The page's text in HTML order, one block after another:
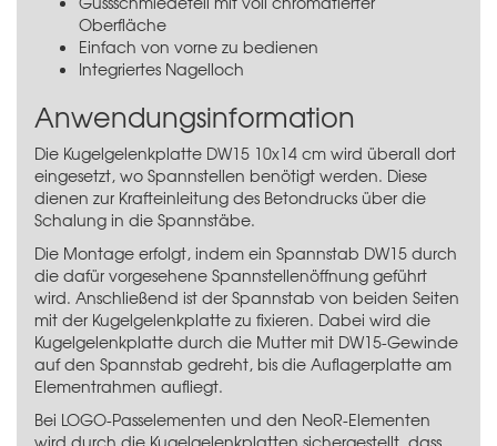
Oberfläche
Einfach von vorne zu bedienen
Integriertes Nagelloch
Anwendungsinformation
Die Kugelgelenkplatte DW15 10x14 cm wird überall dort
eingesetzt, wo Spannstellen benötigt werden. Diese
dienen zur Krafteinleitung des Betondrucks über die
Schalung in die Spannstäbe.
Die Montage erfolgt, indem ein Spannstab DW15 durch
die dafür vorgesehene Spannstellenöffnung geführt
wird. Anschließend ist der Spannstab von beiden Seiten
mit der Kugelgelenkplatte zu fixieren. Dabei wird die
Kugelgelenkplatte durch die Mutter mit DW15-Gewinde
auf den Spannstab gedreht, bis die Auflagerplatte am
Elementrahmen aufliegt.
Bei LOGO-Passelementen und den NeoR-Elementen
wird durch die Kugelgelenkplatten sichergestellt, dass